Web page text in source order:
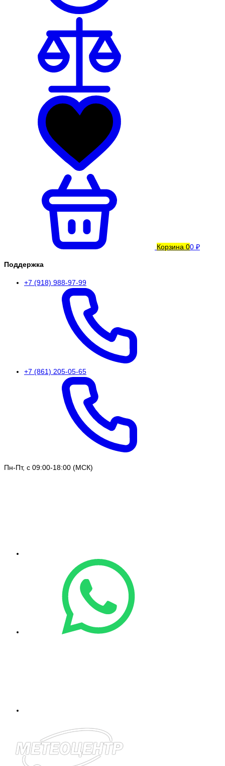
Корзина 00 ₽
Поддержка
+7 (918) 988-97-99
+7 (861) 205-05-65
Пн-Пт, с 09:00-18:00 (МСК)